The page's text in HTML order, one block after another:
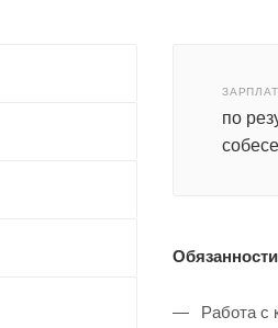
по
Работа с